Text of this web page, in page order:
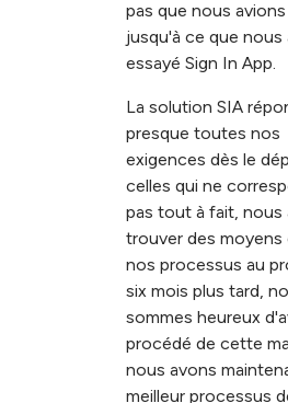
pas que nous
jusqu'à ce que nous
essayé Sign In App.
La solution SIA
presque toutes nos
exigences dès le
celles qui ne
pas tout à fait, nous
trouver des moyens
nos processus au
six mois plus tard,
sommes heureux
procédé de cette
nous avons
meilleur processus